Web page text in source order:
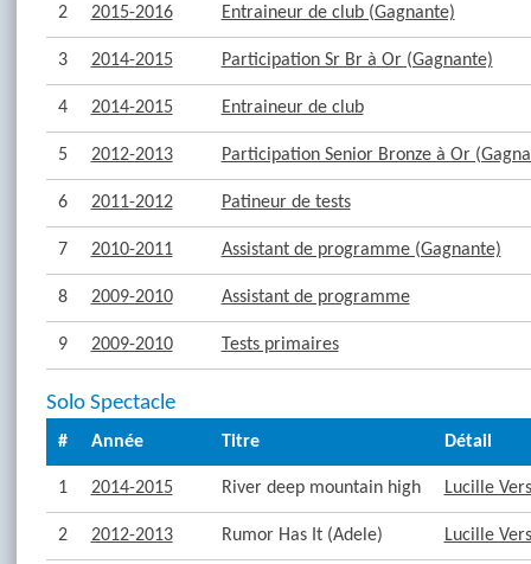
2 2015-2016 Entraineur de club (Gagnante)
3 2014-2015 Participation Sr Br à Or (Gagnante)
4 2014-2015 Entraineur de club
5 2012-2013 Participation Senior Bronze à Or
6 2011-2012 Patineur de tests
7 2010-2011 Assistant de programme (Gagnante)
8 2009-2010 Assistant de programme
9 2009-2010 Tests primaires
Solo Spectacle
# Année Titre Détail
1 2014-2015 River deep mountain high Lucille
2 2012-2013 Rumor Has It (Adele) Lucille